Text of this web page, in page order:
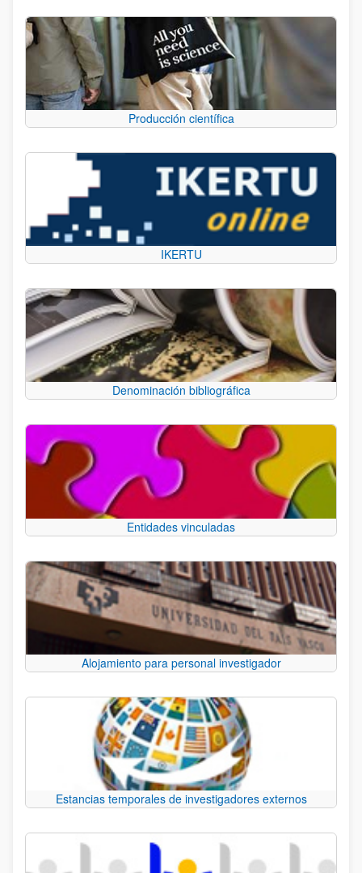
Producción científica
IKERTU
Denominación bibliográfica
Entidades vinculadas
Alojamiento para personal investigador
Estancias temporales de investigadores externos